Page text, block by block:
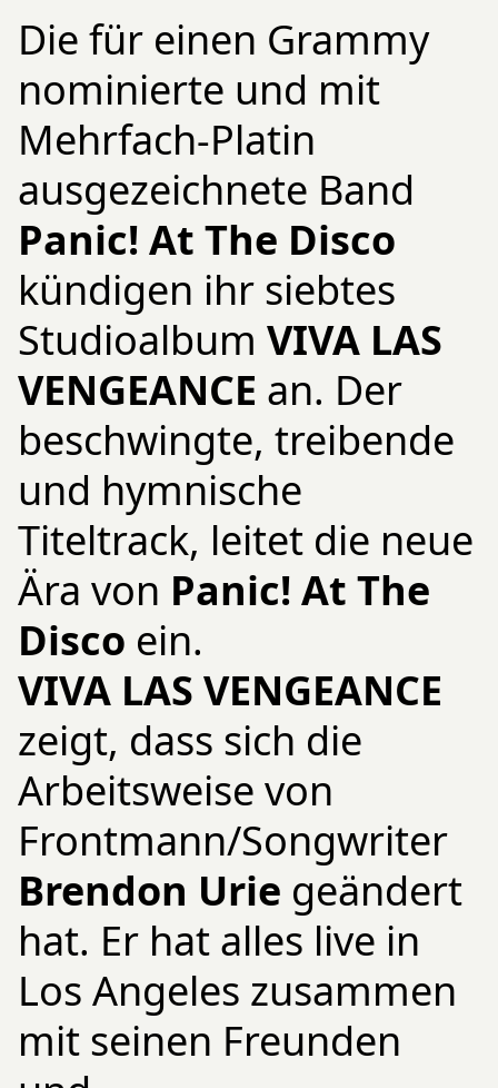
Die für einen Grammy
nominierte und mit
Mehrfach-Platin
ausgezeichnete Band
Panic! At The Disco
kündigen ihr siebtes
Studioalbum VIVA LAS
VENGEANCE an. Der
beschwingte, treibende
und hymnische
Titeltrack, leitet die neue
Ära von Panic! At The
Disco ein.
VIVA LAS VENGEANCE
zeigt, dass sich die
Arbeitsweise von
Frontmann/Songwriter
Brendon Urie geändert
hat. Er hat alles live in
Los Angeles zusammen
mit seinen Freunden